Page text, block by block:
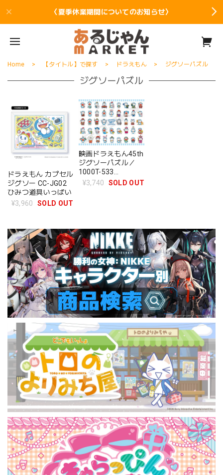
〈夏季休業期間についてのお知らせ〉
Home 【タイトル】で探す ドラえもん ジグソーパズル
ジグソーパズル
ドラえもん カプセル
ジグソー CC-JG02
ひみつ道具いっぱい
¥3,960
SOLD OUT
映画ドラえもん45th
ジグソーパズル／
1000T-533
DORAEMON THE
¥3,740 SOLD OUT